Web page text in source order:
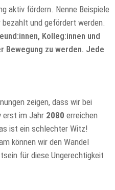
aktiv fördern. Nenne Beispiele
und gefördert werden.
Kolleg:innen und
Bewegung zu werden. Jede
zeigen, dass wir bei
erst im Jahr 2080 erreichen
ist ein schlechter Witz!
können wir den Wandel
für diese Ungerechtigkeit